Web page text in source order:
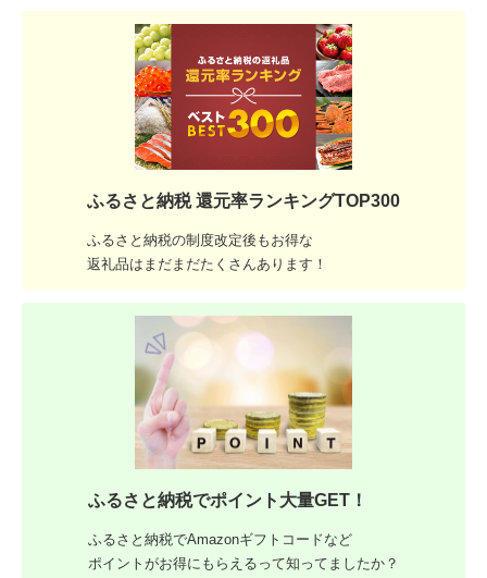
ふるさと納税 還元率ランキングTOP300
ふるさと納税の制度改定後もお得な
返礼品はまだまだたくさんあります！
ふるさと納税でポイント大量GET！
ふるさと納税でAmazonギフトコードなど
ポイントがお得にもらえるって知ってましたか？